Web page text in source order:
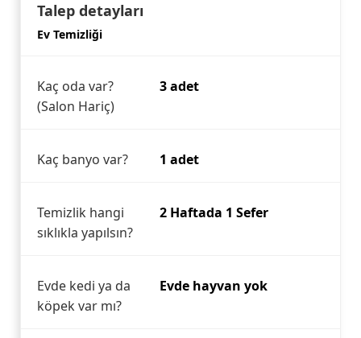
Talep detayları
Ev Temizliği
Kaç oda var?
(Salon Hariç)
3 adet
Kaç banyo var? 1 adet
Temizlik hangi
sıklıkla yapılsın?
2 Haftada 1 Sefer
Evde kedi ya da
köpek var mı?
Evde hayvan yok